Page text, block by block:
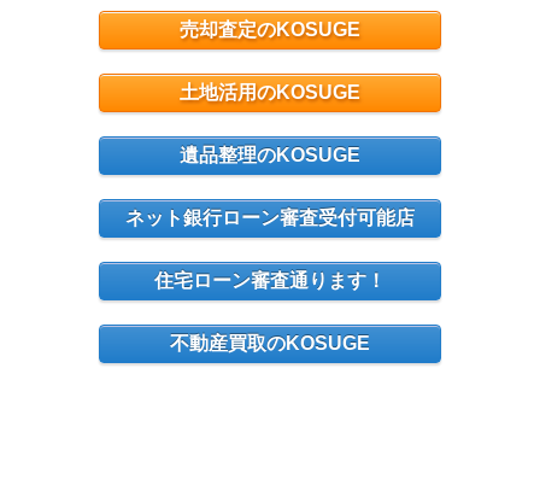
売却査定のKOSUGE
土地活用のKOSUGE
遺品整理のKOSUGE
ネット銀行ローン審査受付可能店
住宅ローン審査通ります！
不動産買取のKOSUGE